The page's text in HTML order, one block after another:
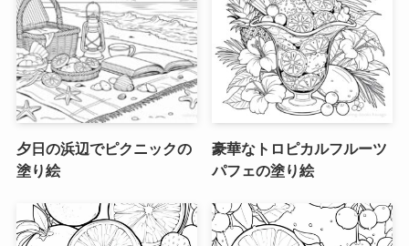
夕日の浜辺でピクニックの
塗り絵
豪華なトロピカルフルーツ
パフェの塗り絵